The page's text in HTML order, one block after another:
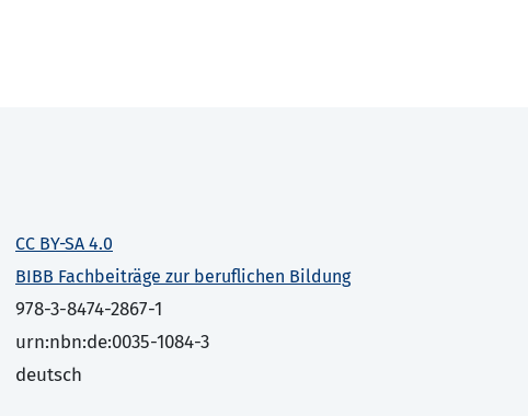
CC BY-SA 4.0
BIBB Fachbeiträge zur beruflichen Bildung
978-3-8474-2867-1
urn:nbn:de:0035-1084-3
deutsch